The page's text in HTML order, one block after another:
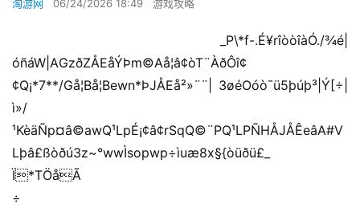
淘游网 06/24/2026 18:49 游戏攻略
 _P\*f-.É¥rîòòîàÓ./¾é|
óñáW|AGzðZÅEåÝÞm©Aå¦â¢òT¨ÀðÔî¢
¢Q¡*7**/Gå¦Bå¦Bewn*ÞJÅEå²»¨¨| 3øéOóò¯ü5þúþ³|Ý[÷|
ì»/
¹KèäÑp¤â©awQ¹LpÉ¡¢â¢rSqQ©¨PQ¹LPÑHÅJÅÊeâA#V
Lþ­â£ßòðú3z~°wwÌsopwp÷ìuæ8x§{òüðü£_
Ï*TÖåÃ
÷